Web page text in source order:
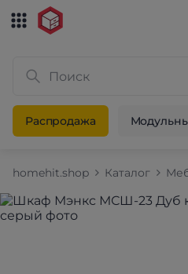
Распродажа
homehit.shop Каталог